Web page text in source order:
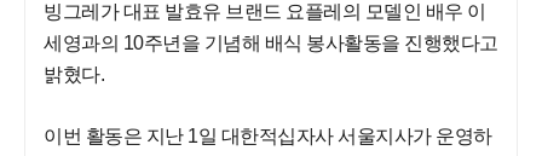
빙그레가 대표 발효유 브랜드 요플레의 모델인 배우 이
세영과의 10주년을 기념해 배식 봉사활동을 진행했다고
밝혔다.
이번 활동은 지난 1일 대한적십자사 서울지사가 운영하